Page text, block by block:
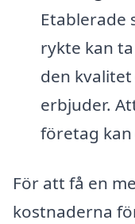
Etablerade
rykte kan
den
erbjuder.
företag kan
För att få en
kostnaderna